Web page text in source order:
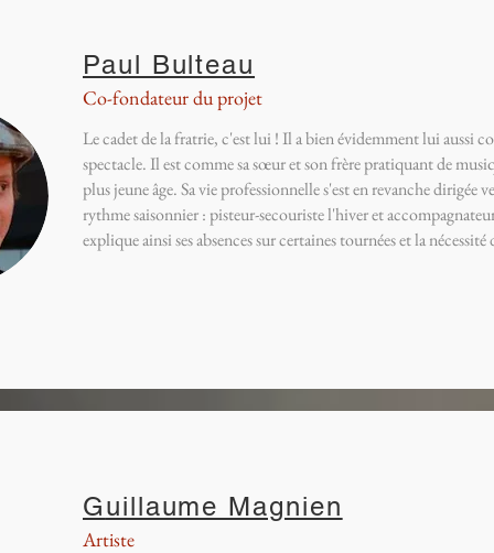
Paul Bulteau
Co-fondateur du projet
Le cadet de la fratrie, c'est lui ! Il a bien évidemment lui aussi
spectacle. Il est comme sa sœur et son frère pratiquant de
plus jeune âge. Sa vie professionnelle s'est en revanche dirigée
rythme saisonnier : pisteur-secouriste l'hiver et
explique ainsi ses absences sur certaines tournées et la
Guillaume Magnien
Artiste